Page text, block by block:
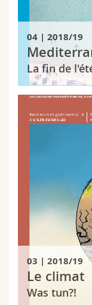
04 | 2018/19
La fin de
03 | 2018/19
Le climat
Was tun?!